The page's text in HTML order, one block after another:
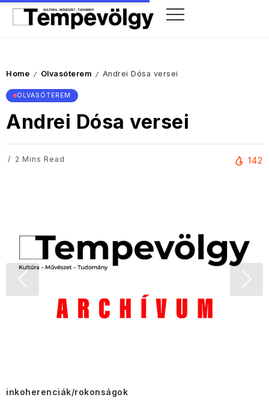
Home / Olvasóterem / Andrei Dósa versei
OLVASÓTEREM
Andrei Dósa versei
2 Mins Read 142
inkoherenciák/rokonságok